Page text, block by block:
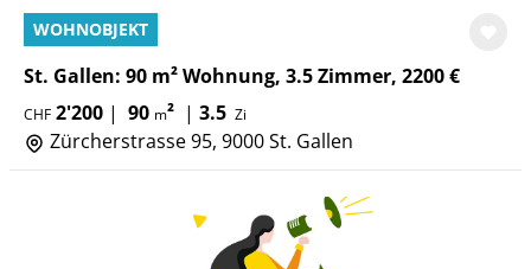
WOHNOBJEKT
St. Gallen: 90 m² Wohnung, 3.5 Zimmer, 2200 €
CHF 2'200 | 90 m² | 3.5 Zi
Zürcherstrasse 95, 9000 St. Gallen